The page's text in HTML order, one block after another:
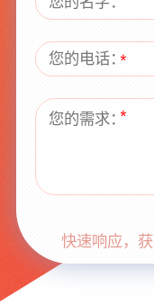
快速响应，